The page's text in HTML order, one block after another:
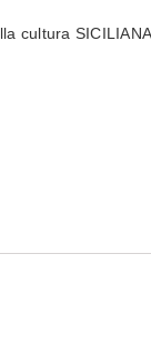
cultura